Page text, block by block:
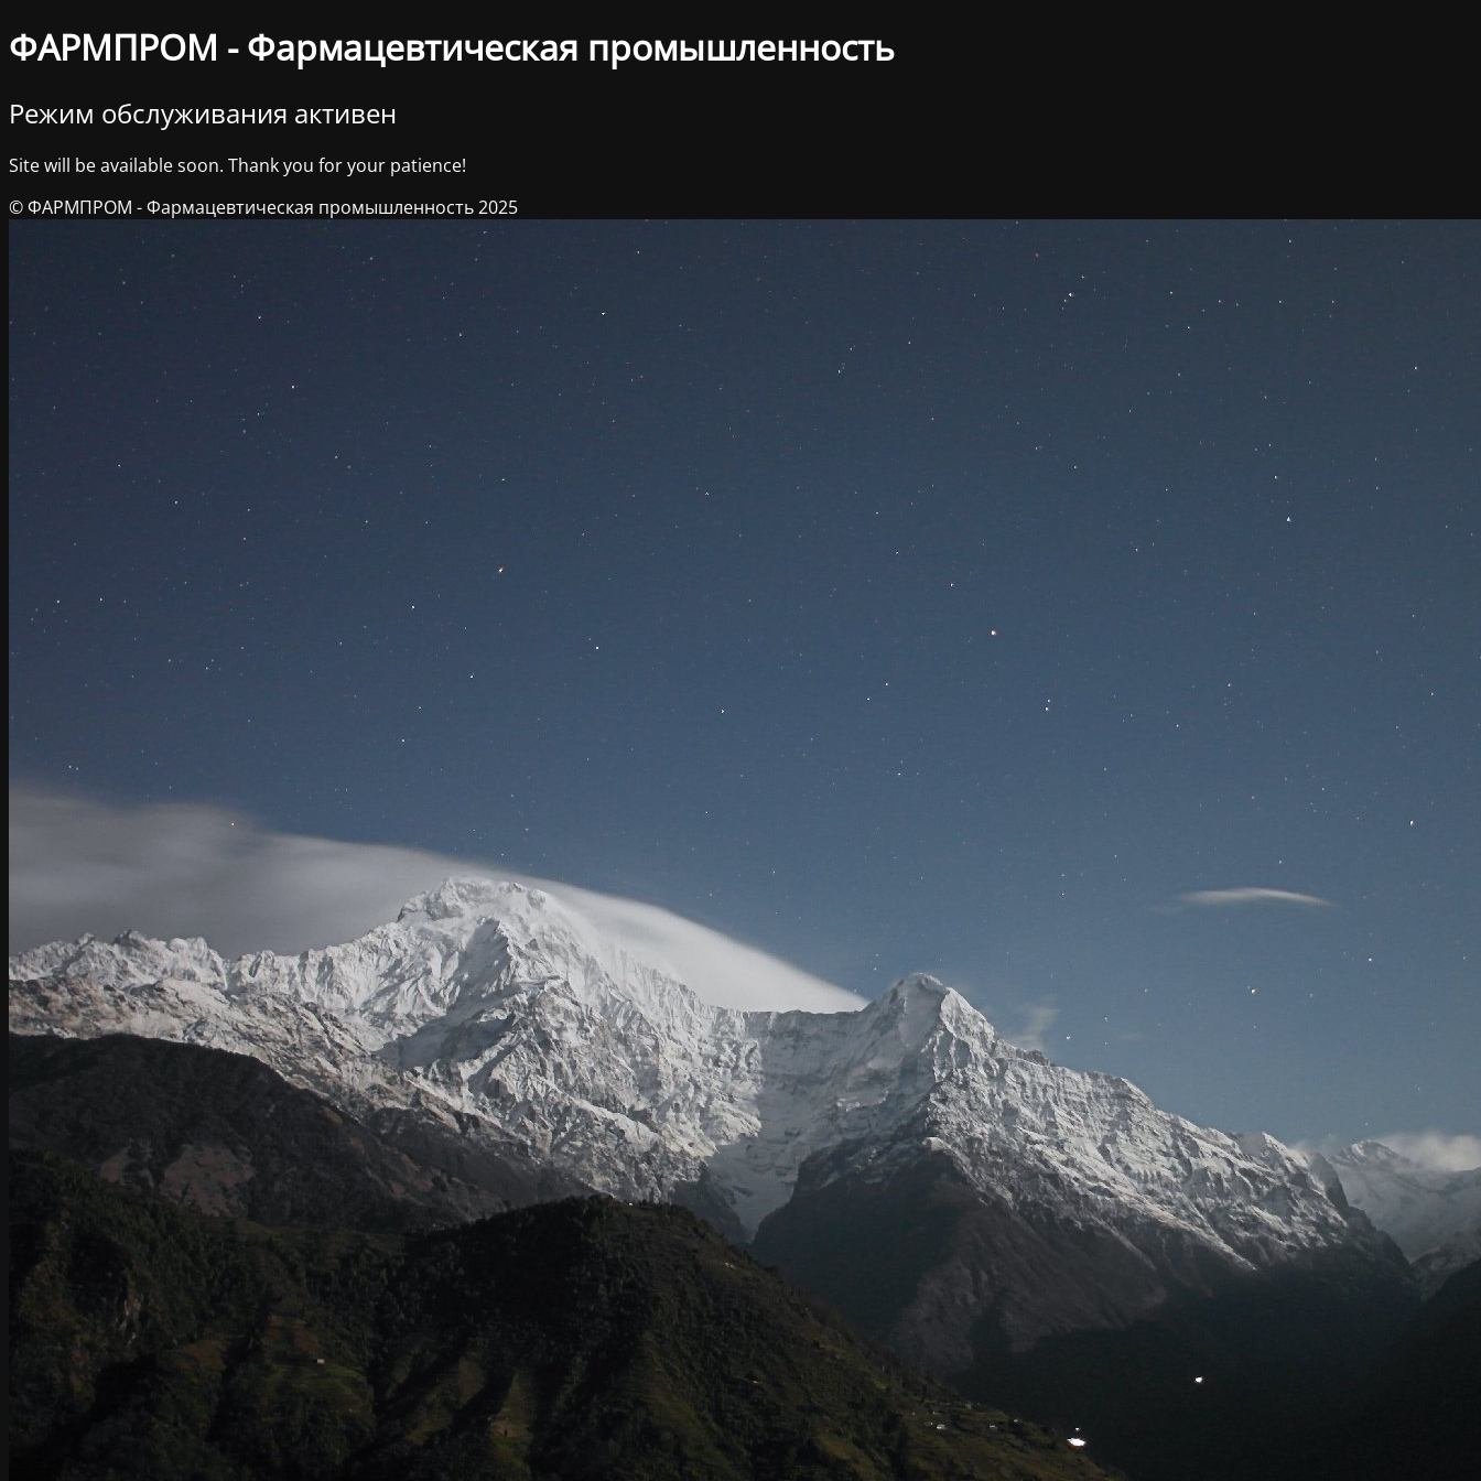
ФАРМПРОМ - Фармацевтическая промышленность
Режим обслуживания активен
Site will be available soon. Thank you for your patience!
© ФАРМПРОМ - Фармацевтическая промышленность 2025